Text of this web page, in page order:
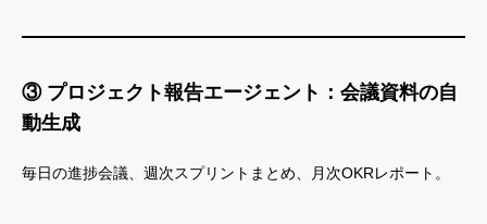
③ プロジェクト報告エージェント：会議資料の自
動生成
毎日の進捗会議、週次スプリントまとめ、月次OKRレポート。